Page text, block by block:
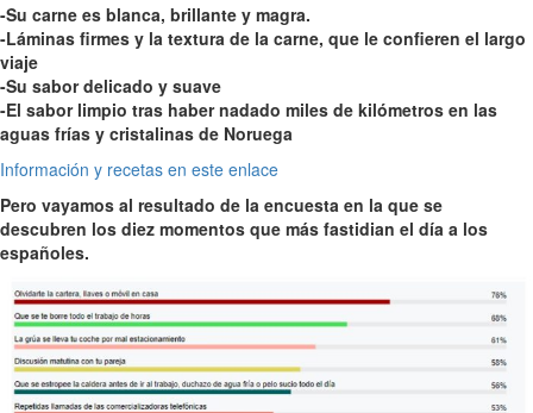
-Su carne es blanca, brillante y magra.
-Láminas firmes y la textura de la carne, que le confieren el largo
viaje
-Su sabor delicado y suave
-El sabor limpio tras haber nadado miles de kilómetros en las
aguas frías y cristalinas de Noruega
Información y recetas en este enlace
Pero vayamos al resultado de la encuesta en la que se
descubren los diez momentos que más fastidian el día a los
españoles.